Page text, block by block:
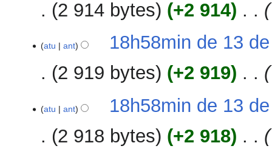
2 914 bytes
+2 914
atu ant
18h58min de 13
2 919 bytes
+2 919
atu ant
18h58min de 13
2 918 bytes
+2 918